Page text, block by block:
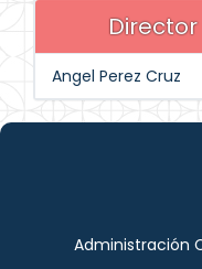
Angel Perez Cruz
Administración